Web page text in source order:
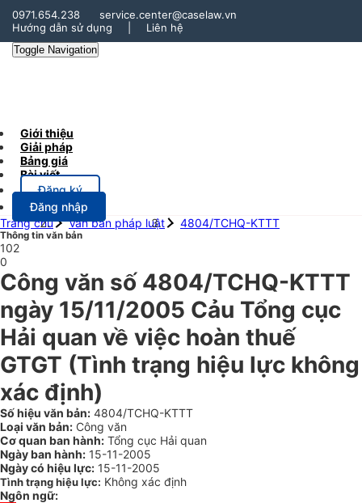
0971.654.238
service.center@caselaw.vn
Hướng dẫn sử dụng
Liên hệ
Toggle Navigation
Giới thiệu
Giải pháp
Bảng giá
Bài viết
Đăng ký
Đăng nhập
Trang chủ
Văn bản pháp luật 4804/TCHQ-KTTT
Thông tin văn bản
102
0
Công văn số 4804/TCHQ-KTTT
ngày 15/11/2005 Cảu Tổng cục
Hải quan về việc hoàn thuế
GTGT (Tình trạng hiệu lực không
xác định)
Số hiệu văn bản: 4804/TCHQ-KTTT
Loại văn bản: Công văn
Cơ quan ban hành: Tổng cục Hải quan
Ngày ban hành: 15-11-2005
Ngày có hiệu lực: 15-11-2005
Tình trạng hiệu lực: Không xác định
Ngôn ngữ: